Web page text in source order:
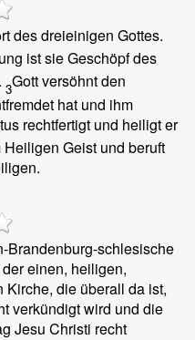
des dreieinigen Gottes.
ist sie Geschöpf des
3Gott versöhnt den
hat und ihm
rechtfertigt und heiligt er
Geist und beruft
Brandenburg-schlesische
einen, heiligen,
die überall da ist,
verkündigt wird und die
Jesu Christi recht